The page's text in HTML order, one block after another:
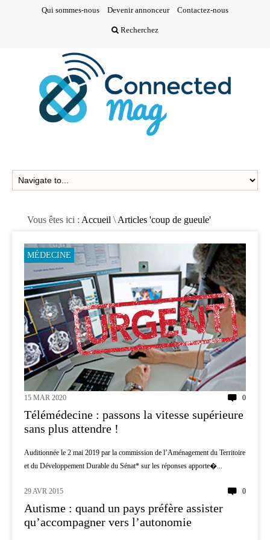
Qui sommes-nous Devenir annonceur Contactez-nous
Recherchez
Vous êtes ici : Accueil \ Articles 'coup de gueule'
MÉDECINE
15 MAR 2020 0
Télémédecine : passons la vitesse supérieure
sans plus attendre !
Auditionnée le 2 mai 2019 par la commission de l’Aménagement du Territoire
et du Développement Durable du Sénat* sur les réponses apporte�...
ENFANTS
29 AVR 2015 0
Autisme : quand un pays préfère assister
qu’accompagner vers l’autonomie